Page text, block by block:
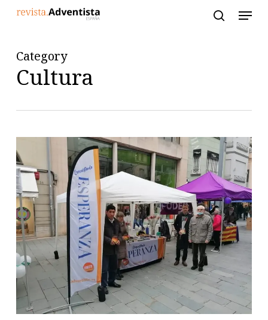
contentCategory
Cultura